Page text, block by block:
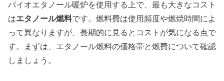
バイオエタノール暖炉を使用する上で、最も大きなコスト
はエタノール燃料です。燃料費は使用頻度や燃焼時間によ
って異なりますが、長期的に見るとコストが気になる点で
す。まずは、エタノール燃料の価格帯と燃費について確認
しましょう。